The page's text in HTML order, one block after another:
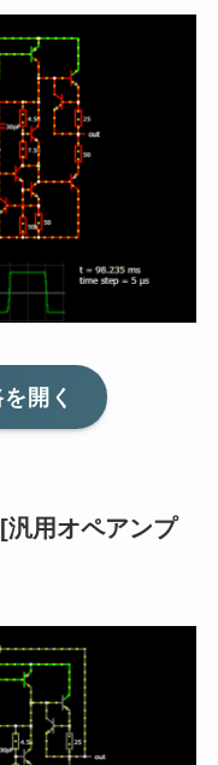
開く
用オペアンプ